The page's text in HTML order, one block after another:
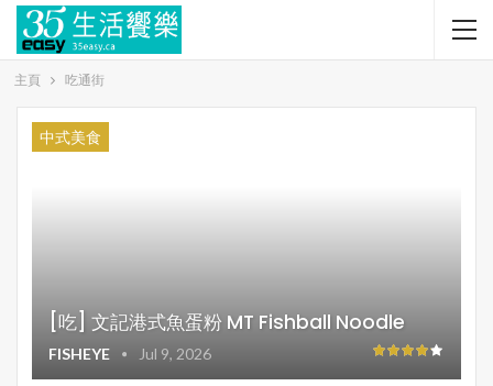
主頁 吃通街
中式美食
[吃] 文記港式魚蛋粉 MT Fishball Noodle
FISHEYE Jul 9, 2026